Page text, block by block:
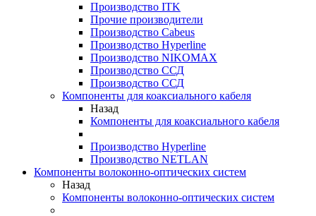
Производство ITK
Прочие производители
Производство Cabeus
Производство Hyperline
Производство NIKOMAX
Производство ССД
Производство ССД
Компоненты для коаксиального кабеля
Назад
Компоненты для коаксиального кабеля
Производство Hyperline
Производство NETLAN
Компоненты волоконно-оптических систем
Назад
Компоненты волоконно-оптических систем